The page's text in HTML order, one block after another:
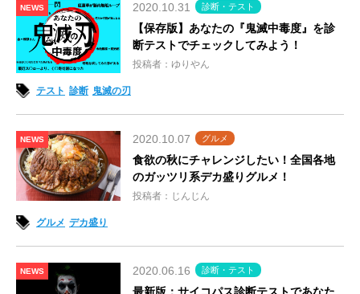
NEWS 2020.10.31 診断・テスト
【保存版】あなたの『鬼滅中毒度』を診
断テストでチェックしてみよう！
投稿者：ゆりやん
テスト 診断 鬼滅の刃
NEWS 2020.10.07 グルメ
食欲の秋にチャレンジしたい！全国各地
のガッツリ系デカ盛りグルメ！
投稿者：じんじん
グルメ デカ盛り
NEWS 2020.06.16 診断・テスト